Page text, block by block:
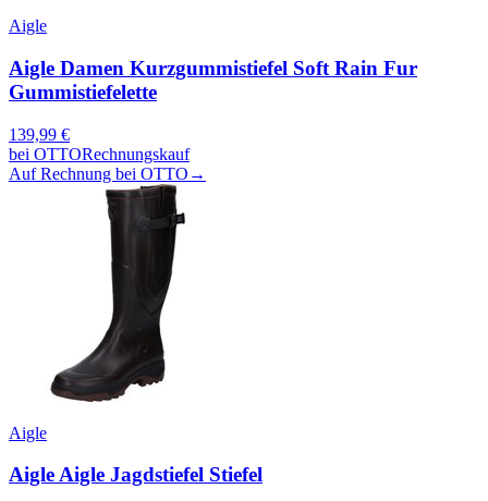
Aigle
Aigle Damen Kurzgummistiefel Soft Rain Fur
Gummistiefelette
139,99 €
bei OTTORechnungskauf
Auf Rechnung bei OTTO →
Aigle
Aigle Aigle Jagdstiefel Stiefel